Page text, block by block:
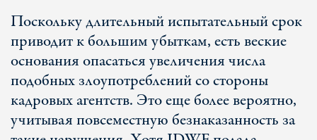
Поскольку длительный испытательный срок
приводит к большим убыткам, есть веские
основания опасаться увеличения числа
подобных злоупотреблений со стороны
кадровых агентств. Это еще более вероятно,
учитывая повсеместную безнаказанность за